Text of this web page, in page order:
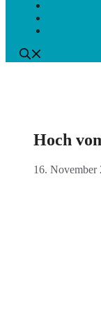
Hoch
16. November